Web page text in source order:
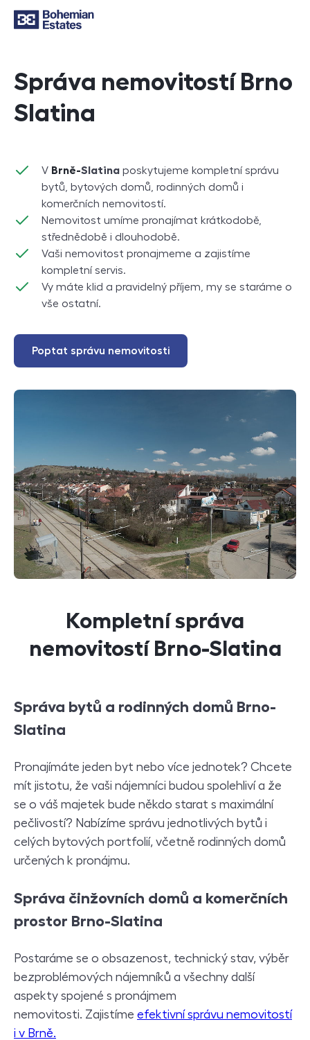
Správa nemovitostí Brno
Slatina
V Brně-Slatina poskytujeme kompletní správu
bytů, bytových domů, rodinných domů i
komerčních nemovitostí.
Nemovitost umíme pronajímat krátkodobě,
střednědobě i dlouhodobě.
Vaši nemovitost pronajmeme a zajistíme
kompletní servis.
Vy máte klid a pravidelný příjem, my se staráme o
vše ostatní.
Poptat správu nemovitosti
Kompletní správa
nemovitostí Brno-Slatina
Správa bytů a rodinných domů Brno-
Slatina
Pronajímáte jeden byt nebo více jednotek? Chcete
mít jistotu, že vaši nájemníci budou spolehliví a že
se o váš majetek bude někdo starat s maximální
pečlivostí? Nabízíme správu jednotlivých bytů i
celých bytových portfolií, včetně rodinných domů
určených k pronájmu.
Správa činžovních domů a komerčních
prostor Brno-Slatina
Postaráme se o obsazenost, technický stav, výběr
bezproblémových nájemníků a všechny další
aspekty spojené s pronájmem
nemovitosti. Zajistíme efektivní správu nemovitostí
i v Brně.